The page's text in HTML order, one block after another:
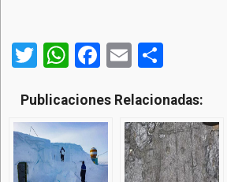
Twitter
WhatsApp
Facebook
Email
Publicaciones Relacionadas: